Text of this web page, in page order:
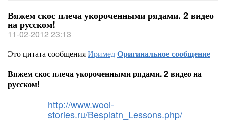
Вяжем скос плеча укороченными рядами. 2 видео
на русском!
11-02-2012 23:13
Это цитата сообщенияИримедОригинальное сообщение
Вяжем скос плеча укороченными рядами. 2 видео на
русском!
http://www.wool-
stories.ru/Besplatn_Lessons.php/